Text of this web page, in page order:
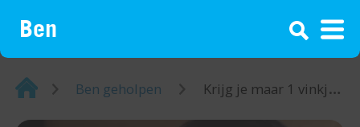
¡
Home Ben geholpen Krijg je maar 1 vinkje op WhatsApp? Dit betekent het